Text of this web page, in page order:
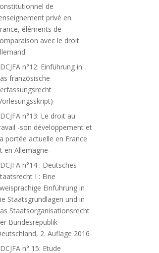
de
privé en
éléments de
avec le droit
n°12: Einführung in
französische
n°13: Le droit au
-son développement et
portée actuelle en France
en Allemagne-
n°14 : Deutsches
I : Eine
Einführung in
Staatsgrundlagen und in
Staatsorganisationsrecht
Bundesrepublik
2. Auflage 2016
n° 15: Etude